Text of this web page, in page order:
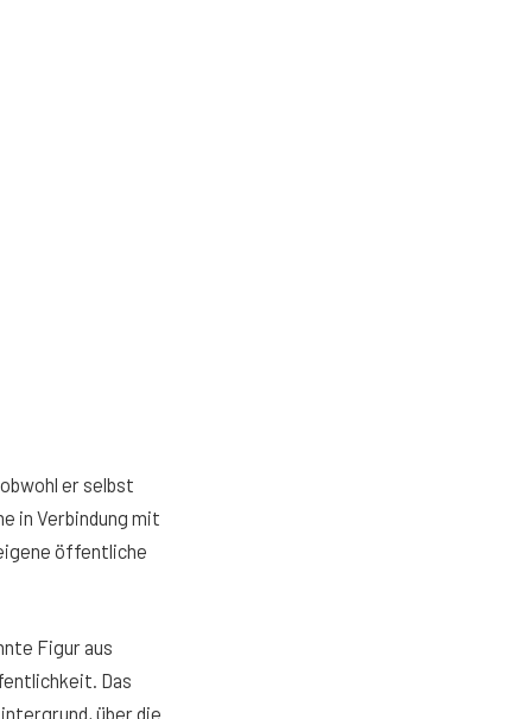
er selbst
in Verbindung mit
öffentliche
Figur aus
Das
über die